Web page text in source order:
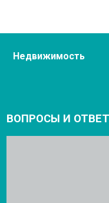
Недвижимость
ВОПРОСЫ И